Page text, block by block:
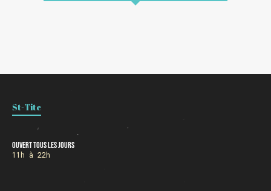
St-Tite
Ouvert tous les jours
11h à 22h